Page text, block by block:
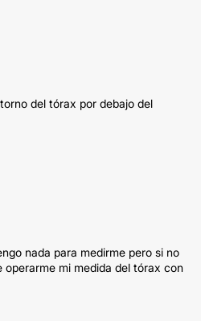
del tórax por debajo del
nada para medirme pero si no
operarme mi medida del tórax con